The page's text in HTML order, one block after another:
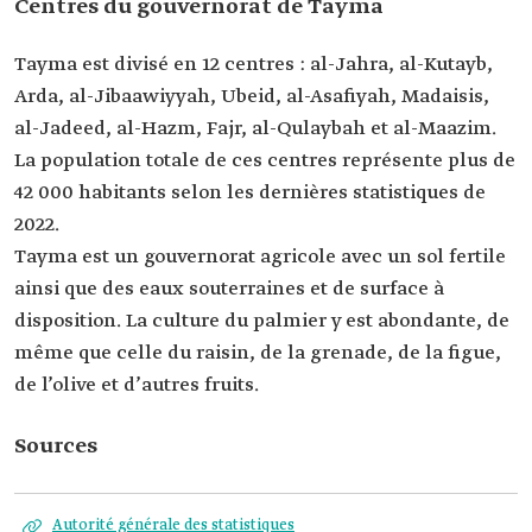
Centres du gouvernorat de Tayma
Tayma est divisé en 12 centres : al-Jahra, al-Kutayb,
Arda, al-Jibaawiyyah, Ubeid, al-Asafiyah, Madaisis,
al-Jadeed, al-Hazm, Fajr, al-Qulaybah et al-Maazim.
La population totale de ces centres représente plus de
42 000 habitants selon les dernières statistiques de
2022.
Tayma est un gouvernorat agricole avec un sol fertile
ainsi que des eaux souterraines et de surface à
disposition. La culture du palmier y est abondante, de
même que celle du raisin, de la grenade, de la figue,
de l’olive et d’autres fruits.
Sources
Autorité générale des statistiques